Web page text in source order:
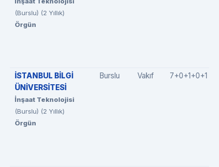
(Burslu) (2 Yıllık)
Örgün
İSTANBUL BİLGİ
ÜNİVERSİTESİ
İnşaat Teknolojisi
(Burslu) (2 Yıllık)
Örgün
Burslu Vakıf 7+0+1+0+1